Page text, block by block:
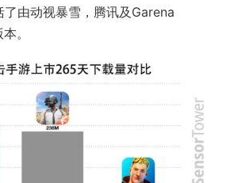
由动视暴雪，腾讯及Garena
。